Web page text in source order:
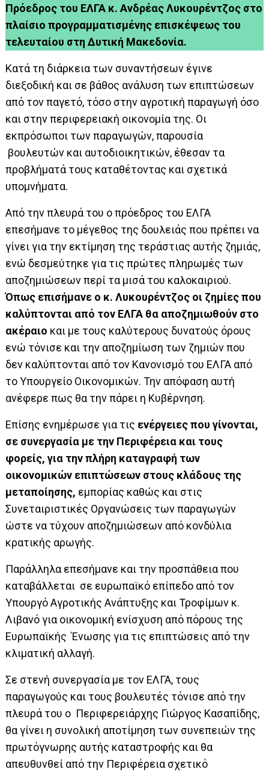
Πρόεδρος του ΕΛΓΑ κ. Ανδρέας Λυκουρέντζος στο
πλαίσιο προγραμματισμένης επισκέψεως του
τελευταίου στη Δυτική Μακεδονία.
Κατά τη διάρκεια των συναντήσεων έγινε
διεξοδική και σε βάθος ανάλυση των επιπτώσεων
από τον παγετό, τόσο στην αγροτική παραγωγή όσο
και στην περιφερειακή οικονομία της. Οι
εκπρόσωποι των παραγωγών, παρουσία
βουλευτών και αυτοδιοικητικών, έθεσαν τα
προβλήματά τους καταθέτοντας και σχετικά
υπομνήματα.
Από την πλευρά του ο πρόεδρος του ΕΛΓΑ
επεσήμανε το μέγεθος της δουλειάς που πρέπει να
γίνει για την εκτίμηση της τεράστιας αυτής ζημιάς,
ενώ δεσμεύτηκε για τις πρώτες πληρωμές των
αποζημιώσεων περί τα μισά του καλοκαιριού.
Όπως επισήμανε ο κ. Λυκουρέντζος οι ζημίες που
καλύπτονται από τον ΕΛΓΑ θα αποζημιωθούν στο
ακέραιο και με τους καλύτερους δυνατούς όρους
ενώ τόνισε και την αποζημίωση των ζημιών που
δεν καλύπτονται από τον Κανονισμό του ΕΛΓΑ από
το Υπουργείο Οικονομικών. Την απόφαση αυτή
ανέφερε πως θα την πάρει η Κυβέρνηση.
Επίσης ενημέρωσε για τις ενέργειες που γίνονται,
σε συνεργασία με την Περιφέρεια και τους
φορείς, για την πλήρη καταγραφή των
οικονομικών επιπτώσεων στους κλάδους της
μεταποίησης, εμπορίας καθώς και στις
Συνεταιριστικές Οργανώσεις των παραγωγών
ώστε να τύχουν αποζημιώσεων από κονδύλια
κρατικής αρωγής.
Παράλληλα επεσήμανε και την προσπάθεια που
καταβάλλεται σε ευρωπαϊκό επίπεδο από τον
Υπουργό Αγροτικής Ανάπτυξης και Τροφίμων κ.
Λιβανό για οικονομική ενίσχυση από πόρους της
Ευρωπαϊκής Ένωσης για τις επιπτώσεις από την
κλιματική αλλαγή.
Σε στενή συνεργασία με τον ΕΛΓΑ, τους
παραγωγούς και τους βουλευτές τόνισε από την
πλευρά του ο Περιφερειάρχης Γιώργος Κασαπίδης,
θα γίνει η συνολική αποτίμηση των συνεπειών της
πρωτόγνωρης αυτής καταστροφής και θα
απευθυνθεί από την Περιφέρεια σχετικό